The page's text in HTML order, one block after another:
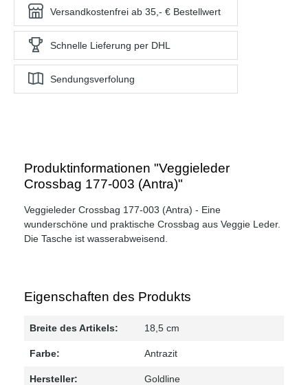
Versandkostenfrei ab 35,- € Bestellwert
Schnelle Lieferung per DHL
Sendungsverfolung
Produktinformationen "Veggieleder
Crossbag 177-003 (Antra)"
Veggieleder Crossbag 177-003 (Antra) - Eine
wunderschöne und praktische Crossbag aus Veggie Leder.
Die Tasche ist wasserabweisend.
Eigenschaften des Produkts
Breite des Artikels: 18,5 cm
Farbe: Antrazit
Hersteller: Goldline